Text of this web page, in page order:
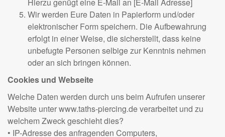
Wir werden Eure Daten in Papierform und/oder
elektronischer Form speichern. Die Aufbewahrung
erfolgt in einer Weise, die sicherstellt, dass keine
unbefugte Personen selbige zur Kenntnis nehmen
oder an sich bringen können.
Cookies und Webseite
Welche Daten werden durch uns beim Aufrufen unserer
Website unter www.taths-piercing.de verarbeitet und zu
welchem Zweck geschieht dies?
• IP-Adresse des anfragenden Computers,